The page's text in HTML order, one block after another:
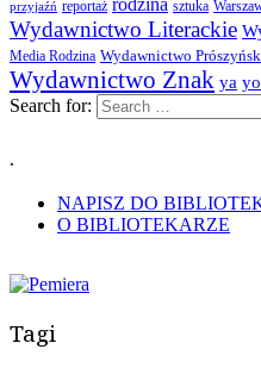
przyjaźń reportaż sztuka
Wydawnictwo Literackie
Media Rodzina Wydawnictwo
Wydawnictwo Znak ya
Search for:
.
NAPISZ DO
O BIBLIOTEKARZE
Tagi